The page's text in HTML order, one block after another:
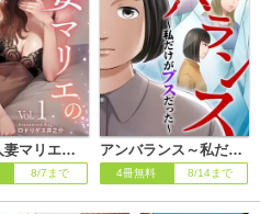
熟恋3～人妻マリエの誘惑～
8/7まで
アンバランス～私だけがブスだった～
4冊無料 8/14まで